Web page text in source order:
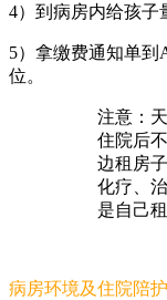
4）到病房内给孩子
5）拿缴费通知单到
位。
注意：
住院后
边租房
化疗、
是自己租
病房环境及住院陪